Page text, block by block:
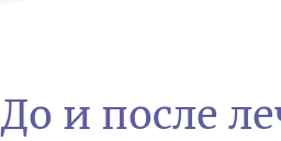
До и после